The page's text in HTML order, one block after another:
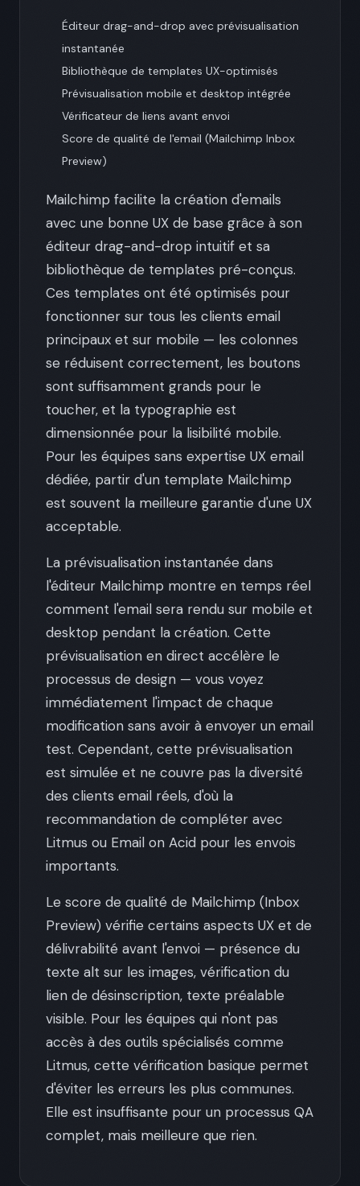
Éditeur drag-and-drop avec prévisualisation
instantanée
Bibliothèque de templates UX-optimisés
Prévisualisation mobile et desktop intégrée
Vérificateur de liens avant envoi
Score de qualité de l'email (Mailchimp Inbox
Preview)
Mailchimp facilite la création d'emails
avec une bonne UX de base grâce à son
éditeur drag-and-drop intuitif et sa
bibliothèque de templates pré-conçus.
Ces templates ont été optimisés pour
fonctionner sur tous les clients email
principaux et sur mobile — les colonnes
se réduisent correctement, les boutons
sont suffisamment grands pour le
toucher, et la typographie est
dimensionnée pour la lisibilité mobile.
Pour les équipes sans expertise UX email
dédiée, partir d'un template Mailchimp
est souvent la meilleure garantie d'une UX
acceptable.
La prévisualisation instantanée dans
l'éditeur Mailchimp montre en temps réel
comment l'email sera rendu sur mobile et
desktop pendant la création. Cette
prévisualisation en direct accélère le
processus de design — vous voyez
immédiatement l'impact de chaque
modification sans avoir à envoyer un email
test. Cependant, cette prévisualisation
est simulée et ne couvre pas la diversité
des clients email réels, d'où la
recommandation de compléter avec
Litmus ou Email on Acid pour les envois
importants.
Le score de qualité de Mailchimp (Inbox
Preview) vérifie certains aspects UX et de
délivrabilité avant l'envoi — présence du
texte alt sur les images, vérification du
lien de désinscription, texte préalable
visible. Pour les équipes qui n'ont pas
accès à des outils spécialisés comme
Litmus, cette vérification basique permet
d'éviter les erreurs les plus communes.
Elle est insuffisante pour un processus QA
complet, mais meilleure que rien.